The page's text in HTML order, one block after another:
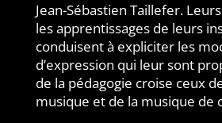
Jean-Sébastien Taillefer.
les apprentissages de leurs
conduisent à expliciter les
d’expression qui leur sont
de la pédagogie croise ceux
musique et de la musique de